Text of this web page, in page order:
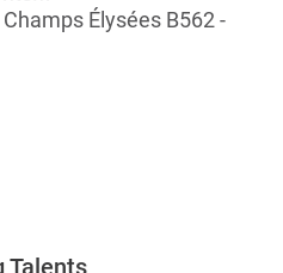
Élysées B562 -
Talents